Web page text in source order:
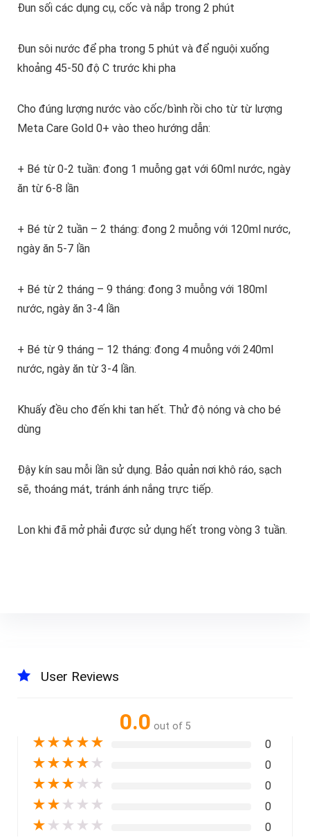
Đun sối các dụng cụ, cốc và nắp trong 2 phút
Đun sôi nước để pha trong 5 phút và để nguội xuống
khoảng 45-50 độ C trước khi pha
Cho đúng lượng nước vào cốc/bình rồi cho từ từ lượng
Meta Care Gold 0+ vào theo hướng dẫn:
+ Bé từ 0-2 tuần: đong 1 muỗng gạt với 60ml nước, ngày
ăn từ 6-8 lần
+ Bé từ 2 tuần – 2 tháng: đong 2 muỗng với 120ml nước,
ngày ăn 5-7 lần
+ Bé từ 2 tháng – 9 tháng: đong 3 muỗng với 180ml
nước, ngày ăn 3-4 lần
+ Bé từ 9 tháng – 12 tháng: đong 4 muỗng với 240ml
nước, ngày ăn từ 3-4 lần.
Khuấy đều cho đến khi tan hết. Thử độ nóng và cho bé
dùng
Đậy kín sau mỗi lần sử dụng. Bảo quản nơi khô ráo, sạch
sẽ, thoáng mát, tránh ánh nắng trực tiếp.
Lon khi đã mở phải được sử dụng hết trong vòng 3 tuần.
User Reviews
0.0 out of 5
★★★★★ 0
★★★★ ★ 0
★★★ ★ ★ 0
★★ ★ ★ ★ 0
★ ★ ★ ★ ★ 0